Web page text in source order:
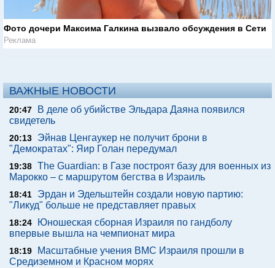
Фото дочери Максима Галкина вызвало обсуждения в Сети
Реклама
ВАЖНЫЕ НОВОСТИ
20:47
В деле об убийстве Эльдара Даяна появился
свидетель
20:13
Эйнав Ценгаукер не получит брони в
"Демократах": Яир Голан передумал
19:38 The Guardian: в Газе построят базу для военных из
Марокко – с маршрутом бегства в Израиль
18:41
Эрдан и Эдельштейн создали новую партию:
"Ликуд" больше не представляет правых
18:24
Юношеская сборная Израиля по гандболу
впервые вышла на чемпионат мира
18:19
Масштабные учения ВМС Израиля прошли в
Средиземном и Красном морях